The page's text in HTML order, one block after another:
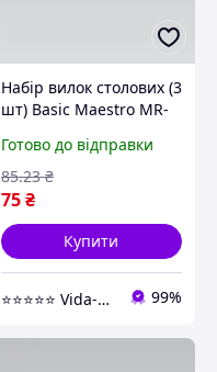
Набір вилок столових (3
шт) Basic Maestro MR-
Готово до відправки
75₴
85.23 ₴
Купити
⭐️⭐️⭐️⭐️⭐️ Vida-Shop.Com.Ua - приємні покупки! 99%